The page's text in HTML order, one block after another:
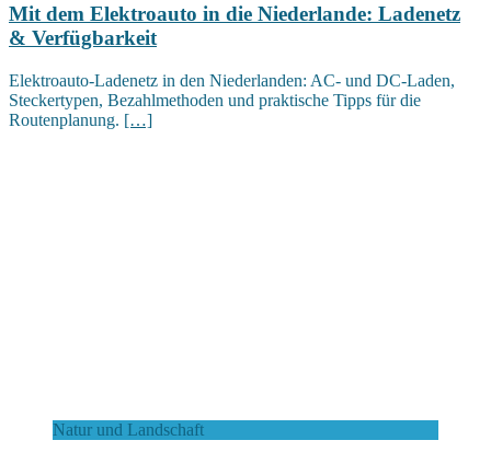
Mit dem Elektroauto in die Niederlande: Ladenetz
& Verfügbarkeit
Elektroauto-Ladenetz in den Niederlanden: AC- und DC-Laden,
Steckertypen, Bezahlmethoden und praktische Tipps für die
Routenplanung. […]
Natur und Landschaft